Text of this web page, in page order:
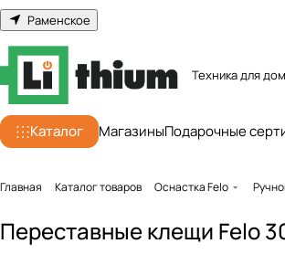
Раменское
Техника для
Каталог МагазиныПодарочные
Главная Каталог товаров Оснастка Felo
Переставные клещи Felo